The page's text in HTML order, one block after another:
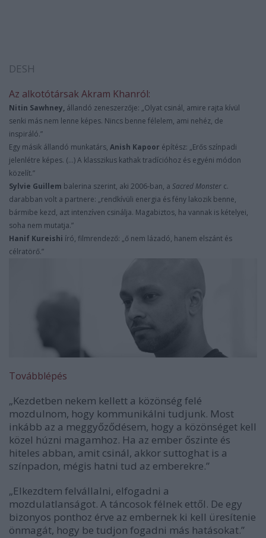
DESH
Az alkotótársak Akram Khanról:
Nitin Sawhney, állandó zeneszerzője: „Olyat csinál, amire rajta kívül
senki más nem lenne képes. Nincs benne félelem, ami nehéz, de
inspiráló.”
Egy másik állandó munkatárs, Anish Kapoor építész: „Erős színpadi
jelenlétre képes. (…) A klasszikus kathak tradícióhoz és egyéni módon
közelít.”
Sylvie Guillem balerina szerint, aki 2006-ban, a Sacred Monster c.
darabban volt a partnere: „rendkívüli energia és fény lakozik benne,
bármibe kezd, azt intenzíven csinálja. Magabiztos, ha vannak is kételyei,
soha nem mutatja.”
Hanif Kureishi író, filmrendező: „ő nem lázadó, hanem elszánt és
célratörő.”
Továbblépés
„Kezdetben nekem kellett a közönség felé
mozdulnom, hogy kommunikálni tudjunk. Most
inkább az a meggyőződésem, hogy a közönséget kell
közel húzni magamhoz. Ha az ember őszinte és
hiteles abban, amit csinál, akkor suttoghat is a
színpadon, mégis hatni tud az emberekre.”
„Elkezdtem felvállalni, elfogadni a
mozdulatlanságot. A táncosok félnek ettől. De egy
bizonyos ponthoz érve az embernek ki kell üresítenie
önmagát, hogy be tudjon fogadni más hatásokat.”